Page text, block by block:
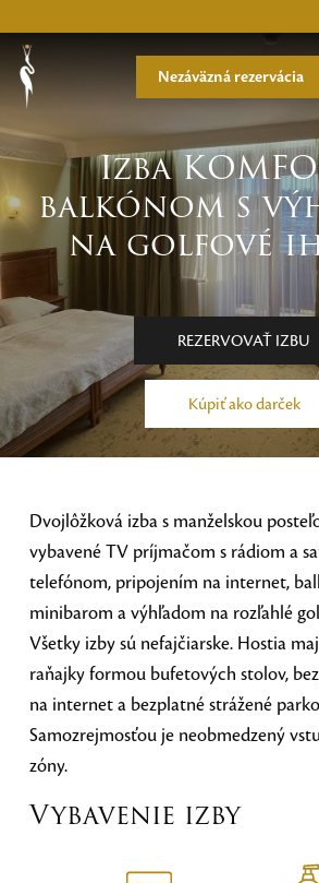
Nezáväzná rezervácia
Izba
balkónom s
na golfové
REZERVOVAŤ IZBU
Kúpiť ako darček
Dvojlôžková izba s manželskou
vybavené TV príjmačom s rádiom a
telefónom, pripojením na internet,
minibarom a výhľadom na rozľahlé
Všetky izby sú nefajčiarske. Hostia
raňajky formou bufetových stolov,
na internet a bezplatné strážené
Samozrejmosťou je neobmedzený
zóny.
Vybavenie izby